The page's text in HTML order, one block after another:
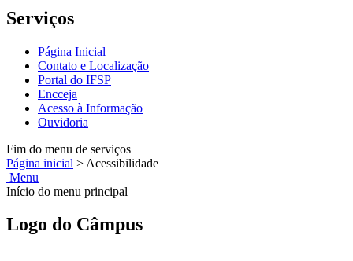
Serviços
Página Inicial
Contato e Localização
Portal do IFSP
Encceja
Acesso à Informação
Ouvidoria
Fim do menu de serviços
Página inicial > Acessibilidade
Menu
Início do menu principal
Logo do Câmpus